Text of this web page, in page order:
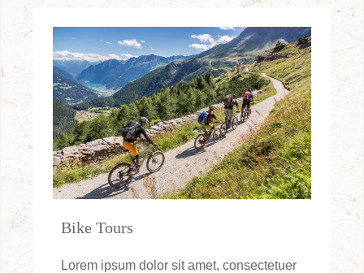
Bike Tours
Lorem ipsum dolor sit amet, consectetuer